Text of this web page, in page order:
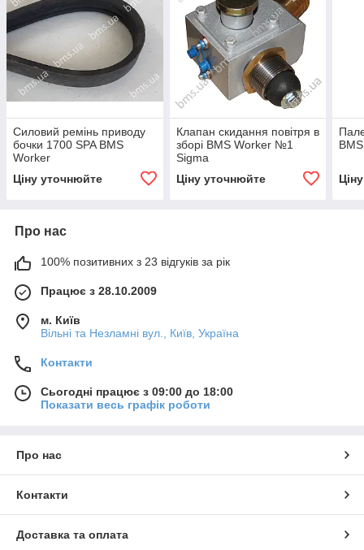
Силовий ремінь приводу
бочки 1700 SPA BMS
Worker
Ціну уточнюйте
Клапан скидання повітря в
зборі BMS Worker №1
Sigma
Ціну уточнюйте
Про нас
100% позитивних з 23 відгуків за рік
Працює з 28.10.2009
м. Київ
Вільні та Незламні вул., Київ, Україна
Контакти
Сьогодні працює з 09:00 до 18:00
Показати весь графік роботи
Про нас
Контакти
Доставка та оплата